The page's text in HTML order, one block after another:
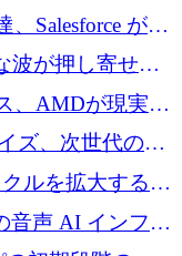
3,600万ドルを
Salesforce が
キャンペー
波が押し寄せて
ブ銀行」のボ
、AMDが現実世
ションを探索
センターを立ち
ズ、次世代のデ
ドンの出発点
ルを拡大するた
ロを調達
音声 AI インフラ
300 万ドルを